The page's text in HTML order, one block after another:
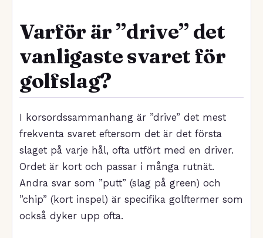
Varför är ”drive” det
vanligaste svaret för
golfslag?
I korsordssammanhang är ”drive” det mest
frekventa svaret eftersom det är det första
slaget på varje hål, ofta utfört med en driver.
Ordet är kort och passar i många rutnät.
Andra svar som ”putt” (slag på green) och
”chip” (kort inspel) är specifika golftermer som
också dyker upp ofta.